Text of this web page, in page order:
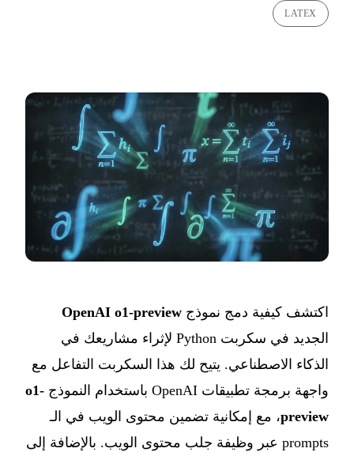
LATEX
اكتشف كيفية دمج نموذج OpenAI o1-preview
الجديد في سكربت Python لإثراء مشاريعك في
الذكاء الاصطناعي. يتيح لك هذا السكربت التفاعل مع
واجهة برمجة تطبيقات OpenAI باستخدام النموذج
o1-
preview، مع إمكانية تضمين محتوى الويب في الـ
prompts عبر وظيفة جلب محتوى الويب. بالإضافة إلى